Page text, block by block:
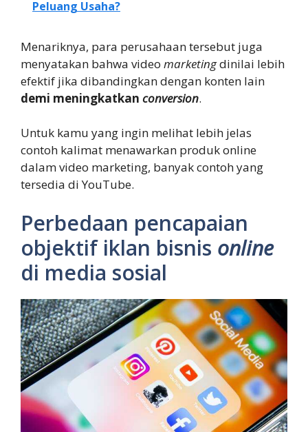
Peluang Usaha?
Menariknya, para perusahaan tersebut juga
menyatakan bahwa video marketingdinilai lebih
efektif jika dibandingkan dengan konten lain
demi meningkatkan conversion.
Untuk kamu yang ingin melihat lebih jelas
contoh kalimat menawarkan produk online
dalam video marketing, banyak contoh yang
tersedia di YouTube.
Perbedaan pencapaian
objektif iklan bisnis online
di media sosial